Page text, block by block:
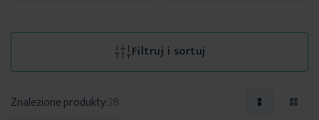
Filtruj i sortuj
Znalezione produkty:28